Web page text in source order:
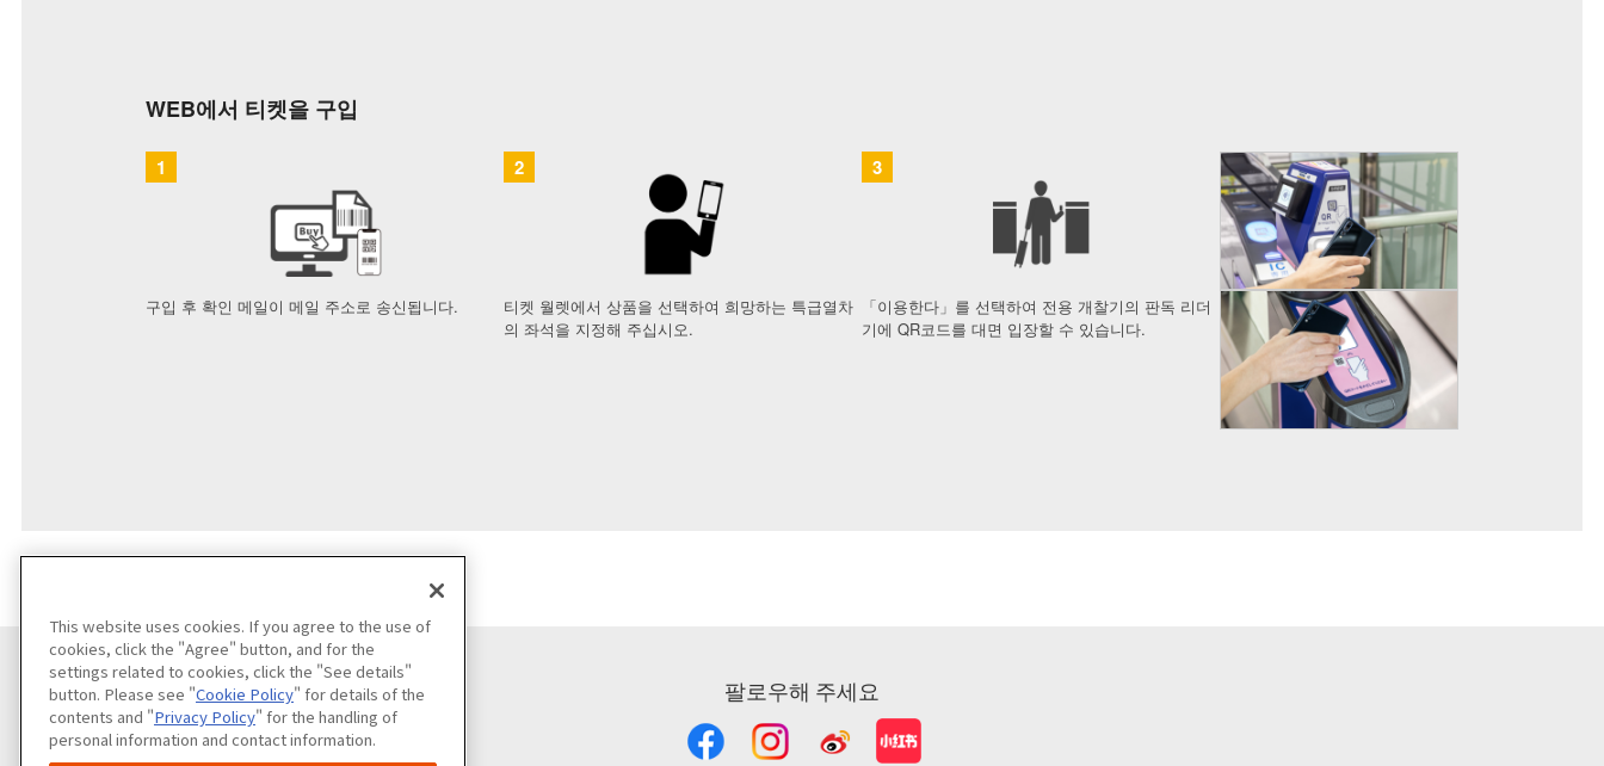
WEB에서 티켓을 구입
1
구입 후 확인 메일이 메일 주소로 송신됩니다.
2
티켓 월렛에서 상품을 선택하여 희망하는 특급열차
의 좌석을 지정해 주십시오.
3
「이용한다」를 선택하여 전용 개찰기의 판독 리더
기에 QR코드를 대면 입장할 수 있습니다.
팔로우해 주세요
This website uses cookies. If you agree to the use of
cookies, click the "Agree" button, and for the
settings related to cookies, click the "See details"
button. Please see "Cookie Policy" for details of the
contents and "Privacy Policy" for the handling of
personal information and contact information.